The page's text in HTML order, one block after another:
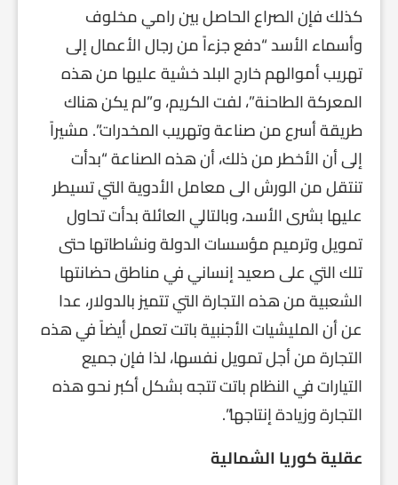
كذلك فإن الصراع الحاصل بين رامي مخلوف
وأسماء الأسد “دفع جزءاً من رجال الأعمال إلى
تهريب أموالهم خارج البلد خشية عليها من هذه
المعركة الطاحنة”، لفت الكريم، و”لم يكن هناك
طريقة أسرع من صناعة وتهريب المخدرات”. مشيراً
إلى أن الأخطر من ذلك، أن هذه الصناعة “بدأت
تنتقل من الورش الى معامل الأدوية التي تسيطر
عليها بشرى الأسد، وبالتالي العائلة بدأت تحاول
تمويل وترميم مؤسسات الدولة ونشاطاتها حتى
تلك التي على صعيد إنساني في مناطق حضانتها
الشعبية من هذه التجارة التي تتميز بالدولار، عدا
عن أن المليشيات الأجنبية باتت تعمل أيضاً في هذه
التجارة من أجل تمويل نفسها، لذا فإن جميع
التيارات في النظام باتت تتجه بشكل أكبر نحو هذه
التجارة وزيادة إنتاجها”.
عقلية كوريا الشمالية